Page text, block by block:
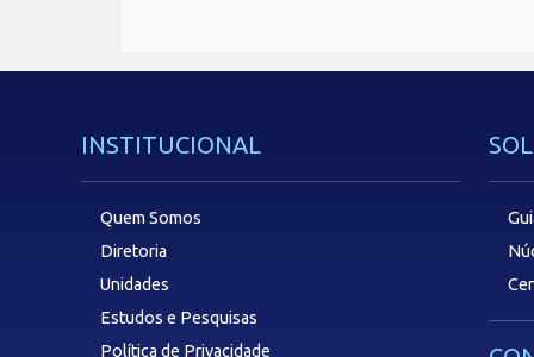
INSTITUCIONAL
Quem Somos
Diretoria
Unidades
Estudos e Pesquisas
Política de Privacidade